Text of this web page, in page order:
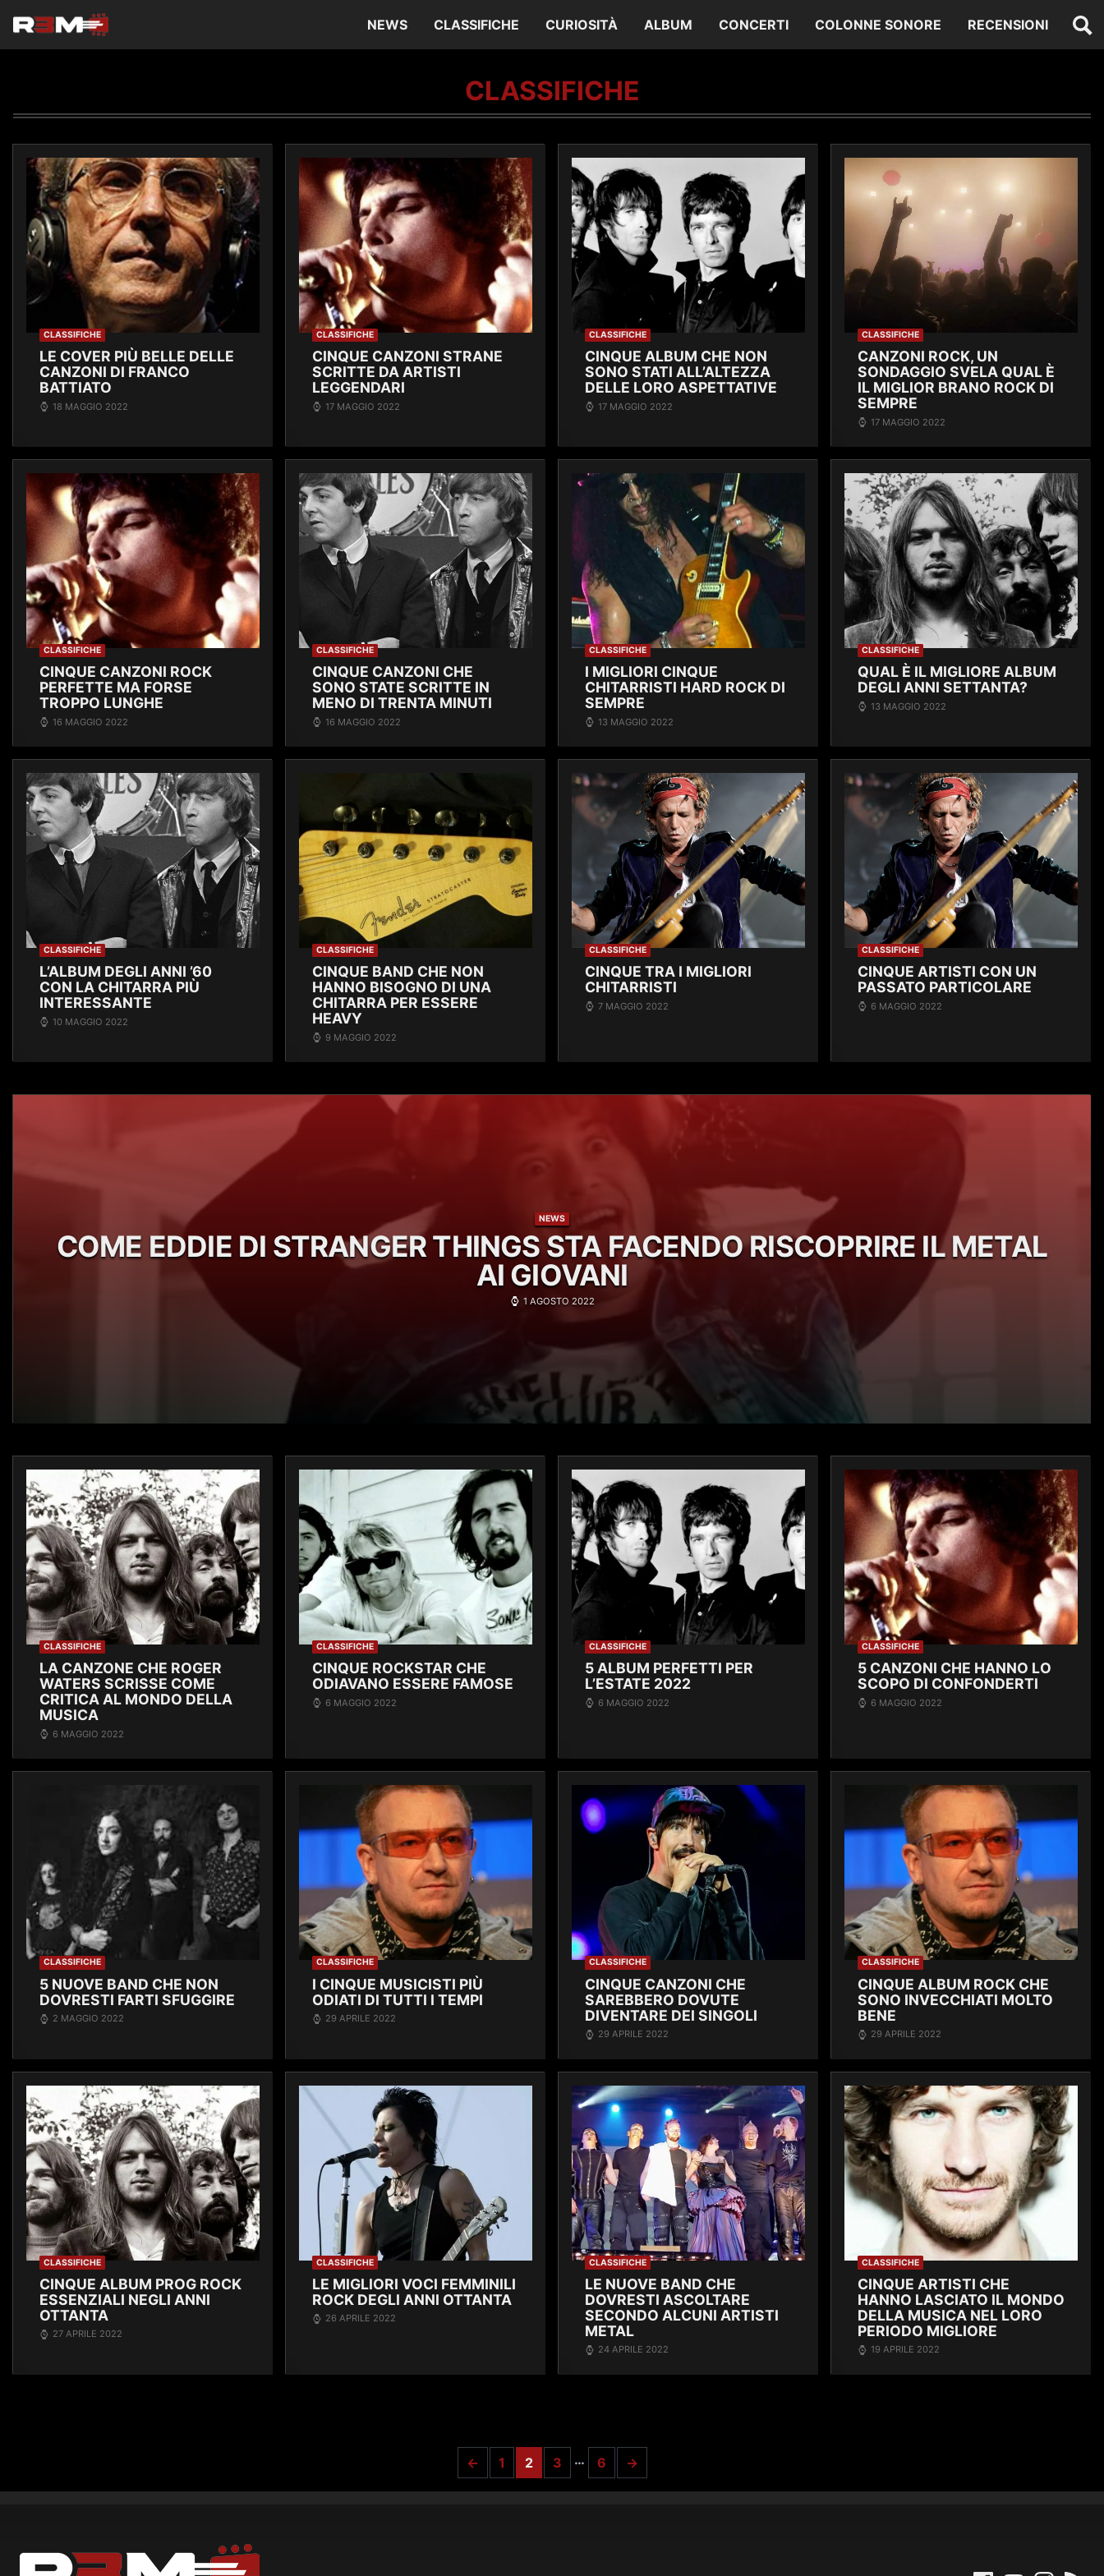
NEWS CLASSIFICHE CURIOSITÀ ALBUM CONCERTI COLONNE SONORE RECENSIONI
CLASSIFICHE
CLASSIFICHE
LE COVER PIÙ BELLE DELLE
CANZONI DI FRANCO
BATTIATO
18 MAGGIO 2022
CLASSIFICHE
CINQUE CANZONI STRANE
SCRITTE DA ARTISTI
LEGGENDARI
17 MAGGIO 2022
CLASSIFICHE
CINQUE ALBUM CHE NON
SONO STATI ALL’ALTEZZA
DELLE LORO ASPETTATIVE
17 MAGGIO 2022
CLASSIFICHE
CANZONI ROCK, UN
SONDAGGIO SVELA QUAL È
IL MIGLIOR BRANO ROCK DI
SEMPRE
17 MAGGIO 2022
CLASSIFICHE
CINQUE CANZONI ROCK
PERFETTE MA FORSE
TROPPO LUNGHE
16 MAGGIO 2022
CLASSIFICHE
CINQUE CANZONI CHE
SONO STATE SCRITTE IN
MENO DI TRENTA MINUTI
16 MAGGIO 2022
CLASSIFICHE
I MIGLIORI CINQUE
CHITARRISTI HARD ROCK DI
SEMPRE
13 MAGGIO 2022
CLASSIFICHE
QUAL È IL MIGLIORE ALBUM
DEGLI ANNI SETTANTA?
13 MAGGIO 2022
CLASSIFICHE
L’ALBUM DEGLI ANNI ’60
CON LA CHITARRA PIÙ
INTERESSANTE
10 MAGGIO 2022
CLASSIFICHE
CINQUE BAND CHE NON
HANNO BISOGNO DI UNA
CHITARRA PER ESSERE
HEAVY
9 MAGGIO 2022
CLASSIFICHE
CINQUE TRA I MIGLIORI
CHITARRISTI
7 MAGGIO 2022
CLASSIFICHE
CINQUE ARTISTI CON UN
PASSATO PARTICOLARE
6 MAGGIO 2022
NEWS
COME EDDIE DI STRANGER THINGS STA FACENDO RISCOPRIRE IL METAL
AI GIOVANI
1 AGOSTO 2022
CLASSIFICHE
LA CANZONE CHE ROGER
WATERS SCRISSE COME
CRITICA AL MONDO DELLA
MUSICA
6 MAGGIO 2022
CLASSIFICHE
CINQUE ROCKSTAR CHE
ODIAVANO ESSERE FAMOSE
6 MAGGIO 2022
CLASSIFICHE
5 ALBUM PERFETTI PER
L’ESTATE 2022
6 MAGGIO 2022
CLASSIFICHE
5 CANZONI CHE HANNO LO
SCOPO DI CONFONDERTI
6 MAGGIO 2022
CLASSIFICHE
5 NUOVE BAND CHE NON
DOVRESTI FARTI SFUGGIRE
2 MAGGIO 2022
CLASSIFICHE
I CINQUE MUSICISTI PIÙ
ODIATI DI TUTTI I TEMPI
29 APRILE 2022
CLASSIFICHE
CINQUE CANZONI CHE
SAREBBERO DOVUTE
DIVENTARE DEI SINGOLI
29 APRILE 2022
CLASSIFICHE
CINQUE ALBUM ROCK CHE
SONO INVECCHIATI MOLTO
BENE
29 APRILE 2022
CLASSIFICHE
CINQUE ALBUM PROG ROCK
ESSENZIALI NEGLI ANNI
OTTANTA
27 APRILE 2022
CLASSIFICHE
LE MIGLIORI VOCI FEMMINILI
ROCK DEGLI ANNI OTTANTA
26 APRILE 2022
CLASSIFICHE
LE NUOVE BAND CHE
DOVRESTI ASCOLTARE
SECONDO ALCUNI ARTISTI
METAL
24 APRILE 2022
CLASSIFICHE
CINQUE ARTISTI CHE
HANNO LASCIATO IL MONDO
DELLA MUSICA NEL LORO
PERIODO MIGLIORE
19 APRILE 2022
← 1 2 3 … 6 →